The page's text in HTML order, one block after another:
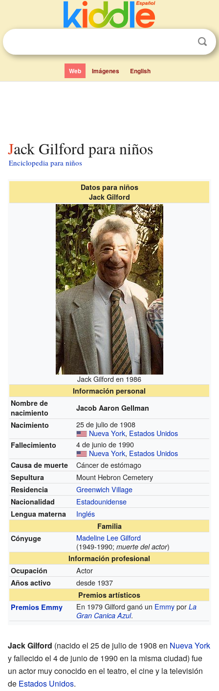
Web Imágenes English
Jack Gilford para niños
Enciclopedia para niños
Datos para niños
Jack Gilford
Jack Gilford en 1986
Información personal
Nombre de
nacimiento
Jacob Aaron Gellman
Nacimiento
25 de julio de 1908
Nueva York, Estados Unidos
Fallecimiento
4 de junio de 1990
Nueva York, Estados Unidos
Causa de muerte Cáncer de estómago
Sepultura Mount Hebron Cemetery
Residencia Greenwich Village
Nacionalidad Estadounidense
Lengua materna Inglés
Familia
Cónyuge
Madeline Lee Gilford
(1949-1990;muerte del actor)
Información profesional
Ocupación
Actor
Años activo desde 1937
Premios artísticos
Premios Emmy
En 1979 Gilford ganó un EmmyporLa
Gran Canica Azul.
Jack Gilford (nacido el 25 de julio de 1908 en Nueva York
y fallecido el 4 de junio de 1990 en la misma ciudad) fue
un actor muy conocido en el teatro, el cine y la televisión
de Estados Unidos.